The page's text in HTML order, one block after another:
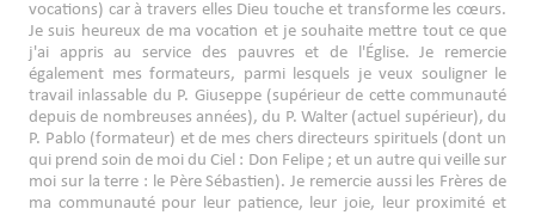
vocations) car à travers elles Dieu touche et transforme les cœurs.
Je suis heureux de ma vocation et je souhaite mettre tout ce que
j'ai appris au service des pauvres et de l'Église. Je remercie
également mes formateurs, parmi lesquels je veux souligner le
travail inlassable du P. Giuseppe (supérieur de cette communauté
depuis de nombreuses années), du P. Walter (actuel supérieur), du
P. Pablo (formateur) et de mes chers directeurs spirituels (dont un
qui prend soin de moi du Ciel : Don Felipe ; et un autre qui veille sur
moi sur la terre : le Père Sébastien). Je remercie aussi les Frères de
ma communauté pour leur patience, leur joie, leur proximité et